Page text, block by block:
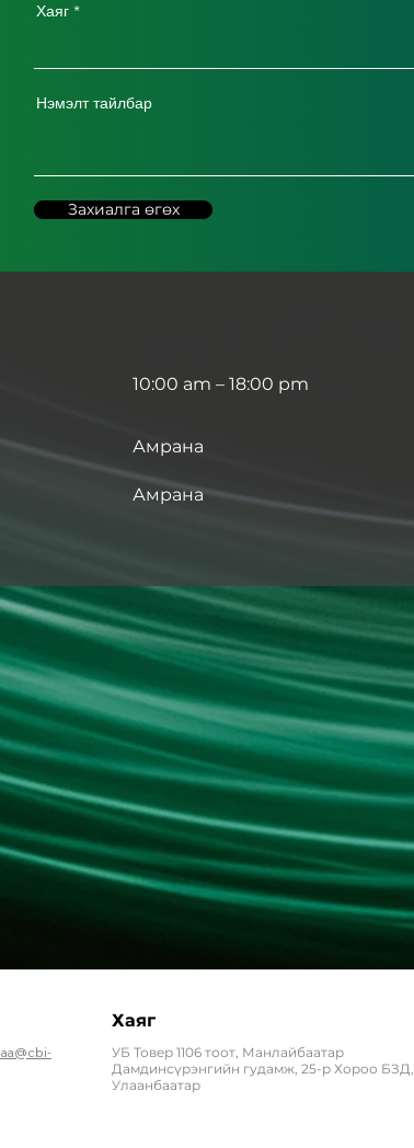
Хаяг
Нэмэлт тайлбар
Захиалга өгөх
10:00 am – 18:00 pm
Амрана
Амрана
Хаяг
УБ Товер 1106 тоот, Манлайбаатар
Дамдинсүрэнгийн гудамж, 25-р Хороо БЗД,
Улаанбаатар